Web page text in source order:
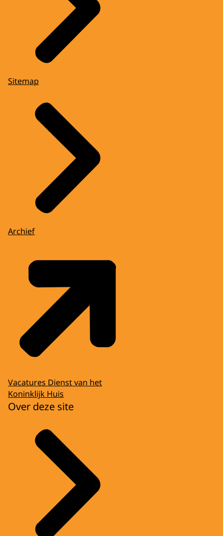
Sitemap
Archief
Vacatures Dienst van het
Koninklijk Huis
Over deze site